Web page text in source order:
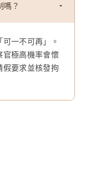
嗎？
一不可再」。
官極高機率會懷
假要求並核發拘